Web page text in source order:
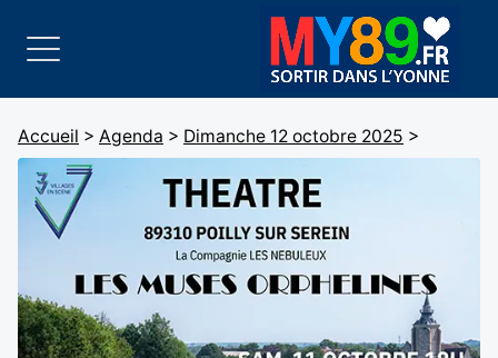
Accueil > Agenda > Dimanche 12 octobre 2025 >